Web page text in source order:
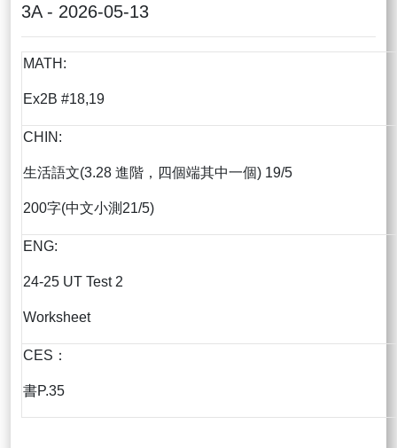
3A - 2026-05-13
MATH:
Ex2B #18,19
CHIN:
生活語文(3.28 進階，四個端其中一個) 19/5
200字(中文小測21/5)
ENG:
24-25 UT Test 2
Worksheet
CES：
書P.35